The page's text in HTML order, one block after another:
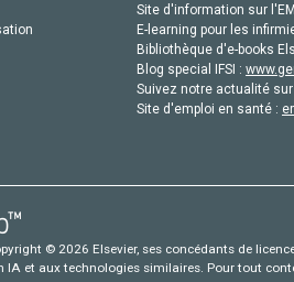
Site d'information sur
E-learning pour les
Bibliothèque d'e-books
Blog special IFSI :
Suivez notre actualité
Site d'emploi en santé :
© 2026 Elsevier, ses concédants de
IA et aux technologies similaires. Pour tout